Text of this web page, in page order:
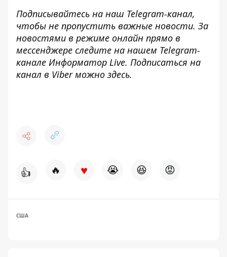
Подписывайтесь на наш Telegram-канал,
чтобы не пропустить важные новости. За
новостями в режиме онлайн прямо в
мессенджере следите на нашем Telegram-
канале Информатор Live. Подписаться на
канал в Viber можно здесь.
👍 🔥 ♥ 😭 😆 😡
США